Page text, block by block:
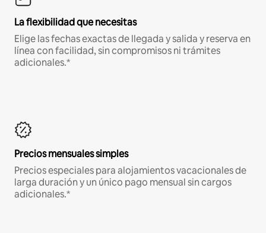
La flexibilidad que necesitas
Elige las fechas exactas de llegada y salida y reserva en
línea con facilidad, sin compromisos ni trámites
adicionales.*
Precios mensuales simples
Precios especiales para alojamientos vacacionales de
larga duración y un único pago mensual sin cargos
adicionales.*